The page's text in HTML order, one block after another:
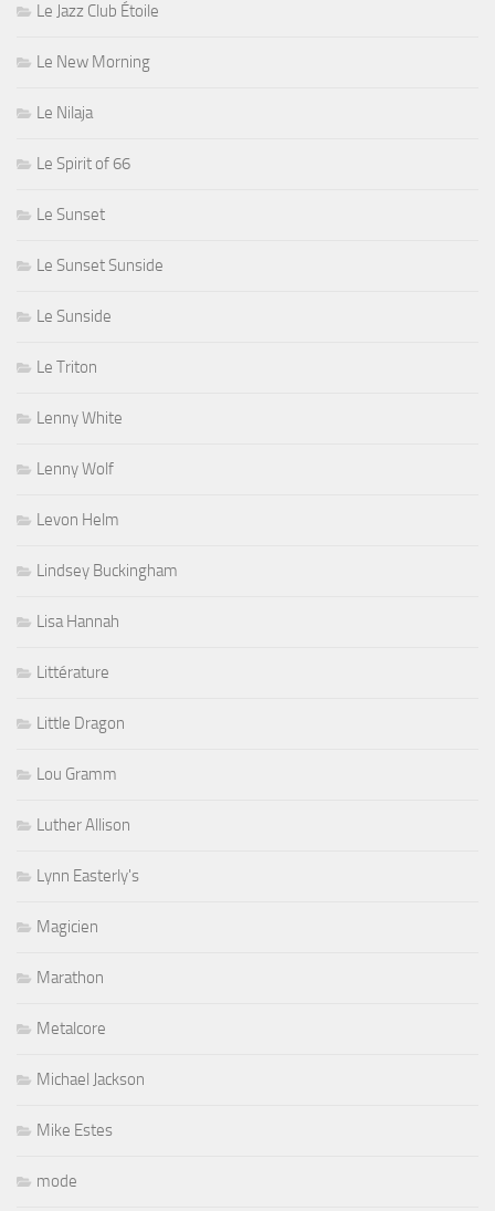
Le Jazz Club Étoile
Le New Morning
Le Nilaja
Le Spirit of 66
Le Sunset
Le Sunset Sunside
Le Sunside
Le Triton
Lenny White
Lenny Wolf
Levon Helm
Lindsey Buckingham
Lisa Hannah
Littérature
Little Dragon
Lou Gramm
Luther Allison
Lynn Easterly's
Magicien
Marathon
Metalcore
Michael Jackson
Mike Estes
mode